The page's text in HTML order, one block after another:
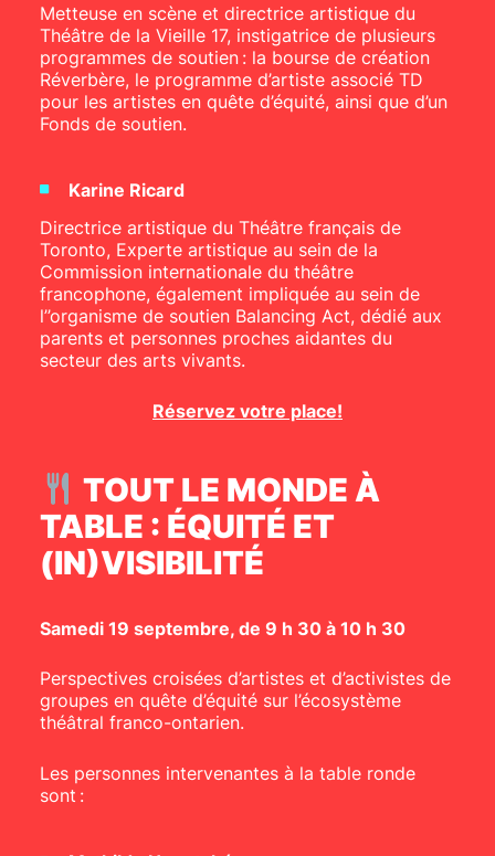
Metteuse en scène et directrice artistique du
Théâtre de la Vieille 17, instigatrice de plusieurs
programmes de soutien : la bourse de création
Réverbère, le programme d’artiste associé TD
pour les artistes en quête d’équité, ainsi que d’un
Fonds de soutien.
Karine Ricard
Directrice artistique du Théâtre français de
Toronto, Experte artistique au sein de la
Commission internationale du théâtre
francophone, également impliquée au sein de
l’’organisme de soutien Balancing Act, dédié aux
parents et personnes proches aidantes du
secteur des arts vivants.
Réservez votre place!
TOUT LE MONDE À
TABLE : ÉQUITÉ ET
(IN)VISIBILITÉ
Samedi 19 septembre, de 9 h 30 à 10 h 30
Perspectives croisées d’artistes et d’activistes de
groupes en quête d’équité sur l’écosystème
théâtral franco-ontarien.
Les personnes intervenantes à la table ronde
sont :